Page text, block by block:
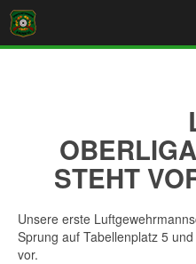
STEHT
Unsere erste
Sprung auf Tabellenplatz 5
vor.